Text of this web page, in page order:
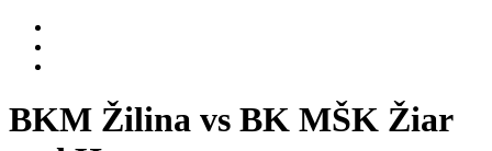
BKM Žilina vs BK MŠK Žiar